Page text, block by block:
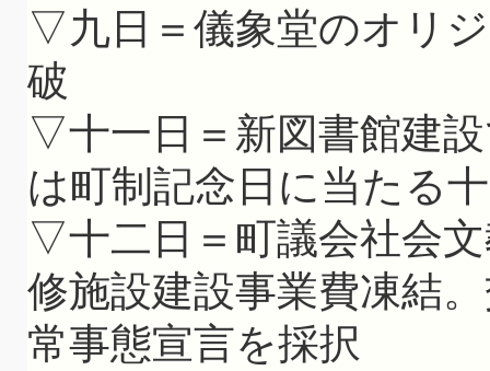
▽九日＝儀象堂のオリ
破
▽十一日＝新図書館建
は町制記念日に当たる
▽十二日＝町議会社会
修施設建設事業費凍結
常事態宣言を採択